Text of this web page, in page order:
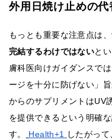
外用日焼け止めの代
もっとも重要な注意点は、
完結するわけではないと
膚科医向けガイダンスで
ージを十分に防げない」
からのサプリメントはUV
を提供できるという明確
す。
Health+1 したがっ